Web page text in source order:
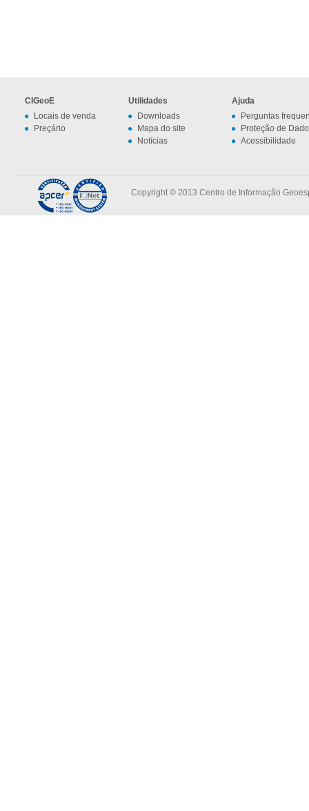
CIGeoE
Locais de venda
Preçário
Utilidades
Downloads
Mapa do site
Notícias
Ajuda
Perguntas
Proteção de
Acessibilidade
Copyright © 2013 Centro de Informação